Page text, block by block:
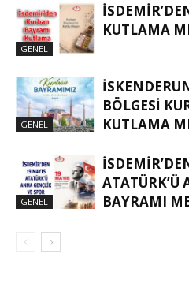
GENEL
KUTLAMA
GENEL
BÖLGESI
KUTLAMA
GENEL
ATATÜRK’Ü
BAYRAMI